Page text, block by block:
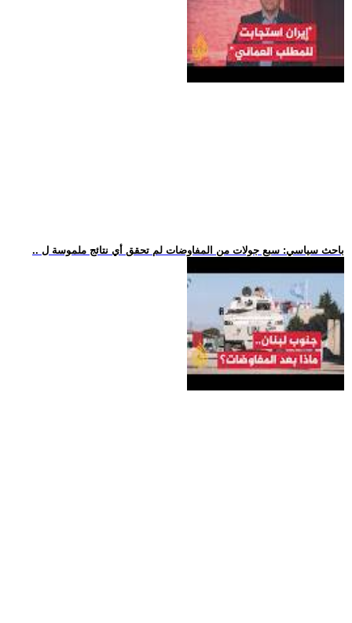
.. باحث سياسي: سبع جولات من المفاوضات لم تحقق أي نتائج ملموسة ل